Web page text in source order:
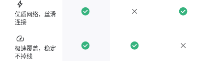
优质网络，丝滑
连接
极速覆盖，稳定
不掉线